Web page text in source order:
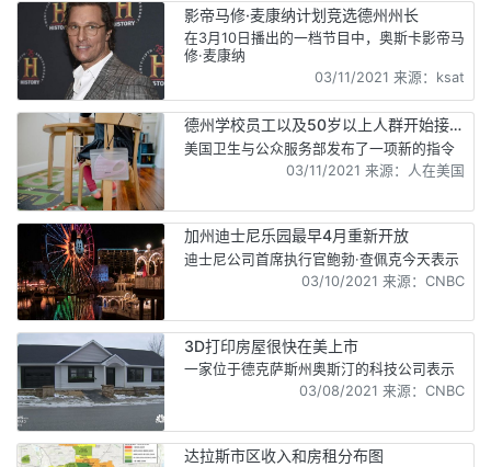
影帝马修·麦康纳计划竞选德州州长
在3月10日播出的一档节目中，奥斯卡影帝马
修·麦康纳
03/11/2021 来源：ksat
德州学校员工以及50岁以上人群开始接种
新冠疫苗
美国卫生与公众服务部发布了一项新的指令
03/11/2021 来源：人在美国
加州迪士尼乐园最早4月重新开放
迪士尼公司首席执行官鲍勃·查佩克今天表示
03/10/2021 来源：CNBC
3D打印房屋很快在美上市
一家位于德克萨斯州奥斯汀的科技公司表示
03/08/2021 来源：CNBC
达拉斯市区收入和房租分布图